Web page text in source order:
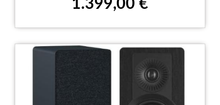
1.399,00 €